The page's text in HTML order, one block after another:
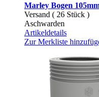
Marley Bogen
Versand ( 26 Stück )
Aschwarden
Artikeldetails
Zur Merkliste